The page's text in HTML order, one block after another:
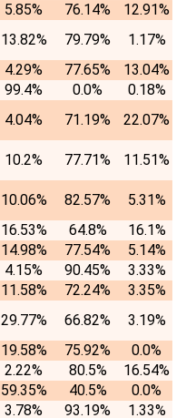
5.85% 76.14%
12.91%
13.82% 79.79%
1.17%
4.29% 77.65%
13.04%
99.4% 0.0%
0.18%
4.04% 71.19%
22.07%
10.2% 77.71%
11.51%
10.06% 82.57%
5.31%
16.53% 64.8%
16.1%
14.98% 77.54%
5.14%
4.15% 90.45%
3.33%
11.58% 72.24%
3.35%
29.77% 66.82%
3.19%
19.58% 75.92%
0.0%
2.22% 80.5%
16.54%
59.35% 40.5%
0.0%
3.78% 93.19%
1.33%